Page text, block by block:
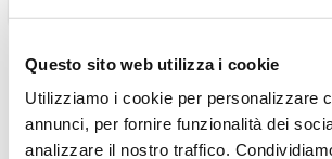
Questo sito web utilizza i cookie
Utilizziamo i cookie per personalizzare
annunci, per fornire funzionalità dei
analizzare il nostro traffico.
VIETNAM
Chen Sea Resort and
SPA 4*
Il resort è situato in una tranquilla baia